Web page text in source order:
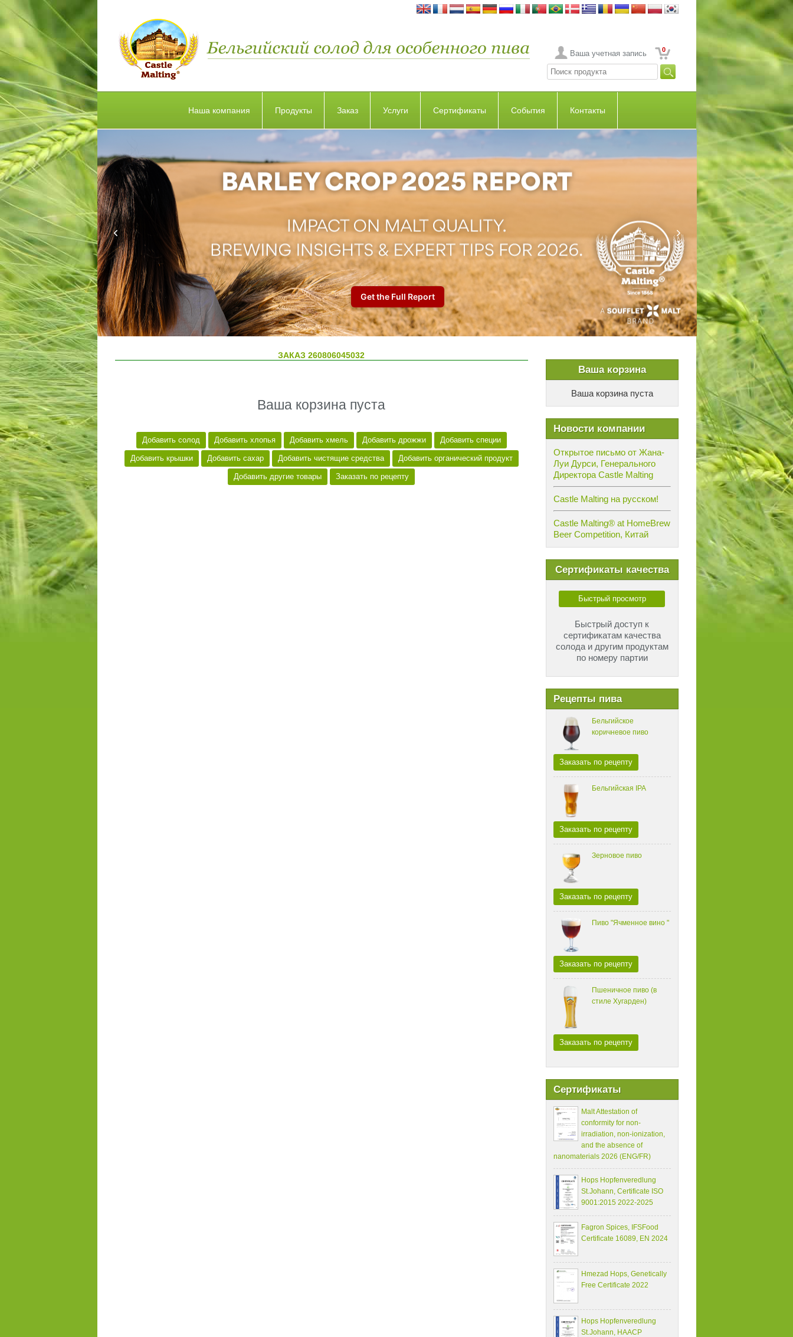
Ваша учетная запись 0
Наша компания Продукты Заказ Услуги Сертификаты События Контакты
Ваша корзина
Ваша корзина пуста
Новости компании
Открытое письмо от Жана-
Луи Дурси, Генерального
Директора Castle Malting
Castle Malting на русском!
Castle Malting® at HomeBrew
Beer Competition, Китай
Сертификаты качества
Быстрый просмотр
Быстрый доступ к
сертификатам качества
солода и другим продуктам
по номеру партии
Рецепты пива
Бельгийское
коричневое пиво
Заказать по рецепту
Бельгийская IPA
Заказать по рецепту
Зерновое пиво
Заказать по рецепту
Пиво "Ячменное вино "
Заказать по рецепту
Пшеничное пиво (в
стиле Хугарден)
Заказать по рецепту
Сертификаты
Malt Attestation of
conformity for non-
irradiation, non-ionization,
and the absence of
nanomaterials 2026 (ENG/FR)
Hops Hopfenveredlung
St.Johann, Certificate ISO
9001:2015 2022-2025
Fagron Spices, IFSFood
Certificate 16089, EN 2024
Hmezad Hops, Genetically
Free Certificate 2022
Hops Hopfenveredlung
St.Johann, HAACP
ЗАКАЗ 260806045032
Ваша корзина пуста
Добавить солод Добавить хлопья Добавить хмель Добавить дрожжи Добавить специи
Добавить крышки Добавить сахар Добавить чистящие средства Добавить органический продукт
Добавить другие товары Заказать по рецепту